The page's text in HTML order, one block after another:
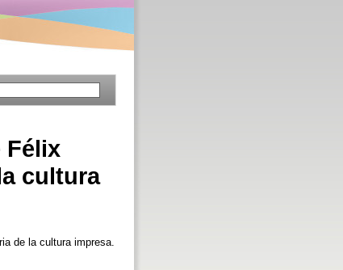
Félix
cultura
de la cultura impresa.